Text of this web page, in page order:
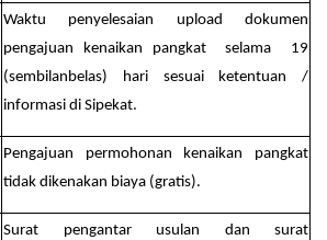
Waktu penyelesaian upload dokumen
pengajuan kenaikan pangkat selama 19
(sembilanbelas) hari sesuai ketentuan /
informasi di Sipekat.
Pengajuan permohonan kenaikan pangkat
tidak dikenakan biaya (gratis).
Surat pengantar usulan dan surat